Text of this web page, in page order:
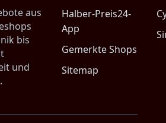
aus
bis
und
Halber-Preis24-
App
Gemerkte Shops
Sitemap